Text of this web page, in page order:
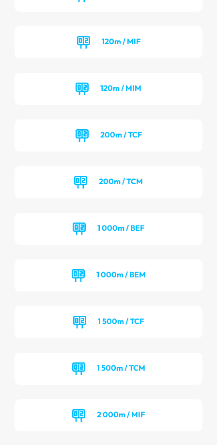
120m / MIF
120m / MIM
200m / TCF
200m / TCM
1 000m / BEF
1 000m / BEM
1 500m / TCF
1 500m / TCM
2 000m / MIF